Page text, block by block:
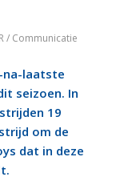
/ Communicatie
na-laatste
seizoen. In
19
om de
dat in deze